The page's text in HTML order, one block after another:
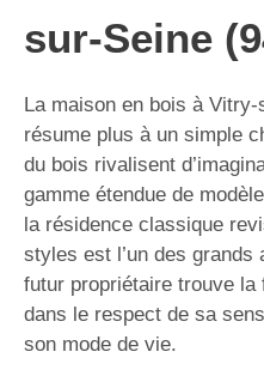
sur-Seine
La maison en bois à
résume plus à un simple
du bois rivalisent
gamme étendue de
la résidence classique
styles est l’un des grands
futur propriétaire trouve la
dans le respect de sa
son mode de vie.